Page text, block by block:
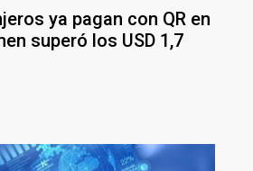
ya pagan con QR en
superó los USD 1,7